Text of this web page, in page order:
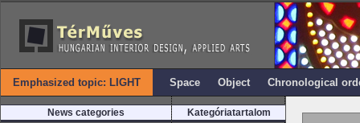
Emphasized topic: LIGHT Space Object Chronological
News categories Kategóriatartalom